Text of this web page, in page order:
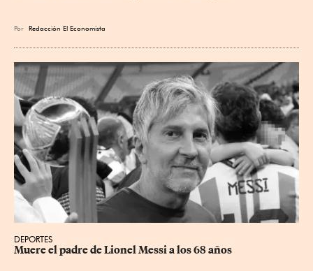
Por Redacción El Economista
DEPORTES
Muere el padre de Lionel Messi a los 68 años